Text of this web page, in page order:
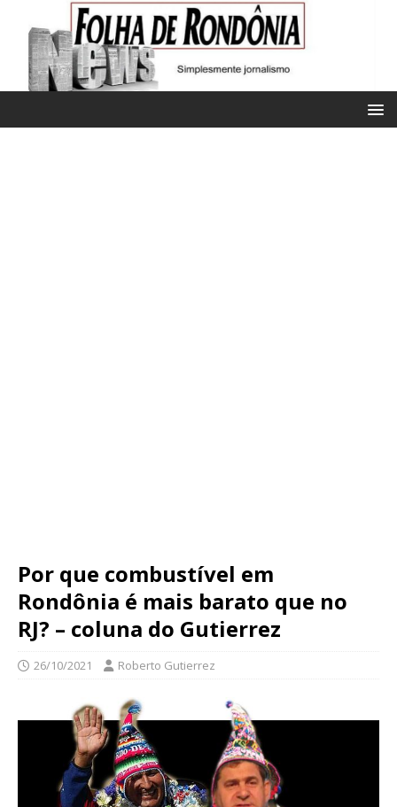
Por que combustível em
Rondônia é mais barato que no
RJ? – coluna do Gutierrez
26/10/2021 Roberto Gutierrez